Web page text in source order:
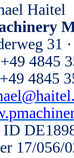
Haitel
31
4845
4845
ID
17/056/